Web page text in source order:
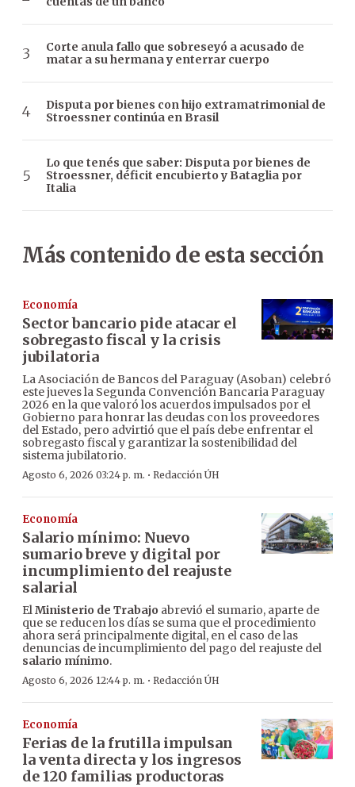
Corte anula fallo que sobreseyó a acusado de
matar a su hermana y enterrar cuerpo
Disputa por bienes con hijo extramatrimonial de
Stroessner continúa en Brasil
Lo que tenés que saber: Disputa por bienes de
Stroessner, déficit encubierto y Bataglia por
Italia
Más contenido de esta sección
Economía
Sector bancario pide atacar el
sobregasto fiscal y la crisis
jubilatoria
La Asociación de Bancos del Paraguay (Asoban) celebró
este jueves la Segunda Convención Bancaria Paraguay
2026 en la que valoró los acuerdos impulsados por el
Gobierno para honrar las deudas con los proveedores
del Estado, pero advirtió que el país debe enfrentar el
sobregasto fiscal y garantizar la sostenibilidad del
sistema jubilatorio.
Agosto 6, 2026 03:24 p. m. · Redacción ÚH
Economía
Salario mínimo: Nuevo
sumario breve y digital por
incumplimiento del reajuste
salarial
ElMinisterio de Trabajo abrevió el sumario, aparte de
que se reducen los días se suma que el procedimiento
ahora será principalmente digital, en el caso de las
denuncias de incumplimiento del pago del reajuste del
salario mínimo.
Agosto 6, 2026 12:44 p. m. · Redacción ÚH
Economía
Ferias de la frutilla impulsan
la venta directa y los ingresos
de 120 familias productoras